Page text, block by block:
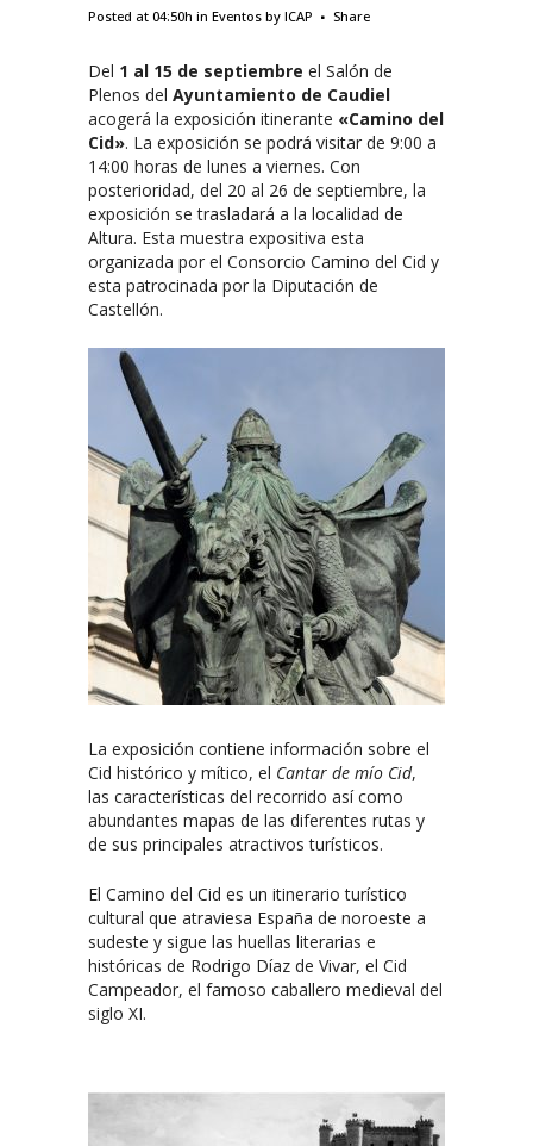
Posted at 04:50h in Eventos by ICAP Share
Del 1 al 15 de septiembre el Salón de
Plenos del Ayuntamiento de Caudiel
acogerá la exposición itinerante «Camino del
Cid». La exposición se podrá visitar de 9:00 a
14:00 horas de lunes a viernes. Con
posterioridad, del 20 al 26 de septiembre, la
exposición se trasladará a la localidad de
Altura. Esta muestra expositiva esta
organizada por el Consorcio Camino del Cid y
esta patrocinada por la Diputación de
Castellón.
La exposición contiene información sobre el
Cid histórico y mítico, el Cantar de mío Cid,
las características del recorrido así como
abundantes mapas de las diferentes rutas y
de sus principales atractivos turísticos.
El Camino del Cid es un itinerario turístico
cultural que atraviesa España de noroeste a
sudeste y sigue las huellas literarias e
históricas de Rodrigo Díaz de Vivar, el Cid
Campeador, el famoso caballero medieval del
siglo XI.